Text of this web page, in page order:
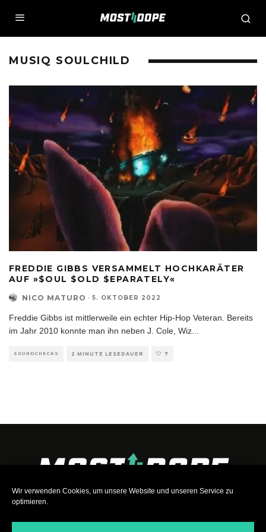
Wir verwenden Cookies, um unsere Website und unseren Service zu
optimieren.
MUSIQ SOULCHILD
FREDDIE GIBBS VERSAMMELT HOCHKARÄTER
AUF »$OUL $OLD $EPARATELY«
NICO MATURO · 5. OKTOBER 2022
Freddie Gibbs ist mittlerweile ein echter Hip-Hop Veteran. Bereits
im Jahr 2010 konnte man ihn neben J. Cole, Wiz
SOUNDCHECKS 2 MINUTE LESEDAUER 7